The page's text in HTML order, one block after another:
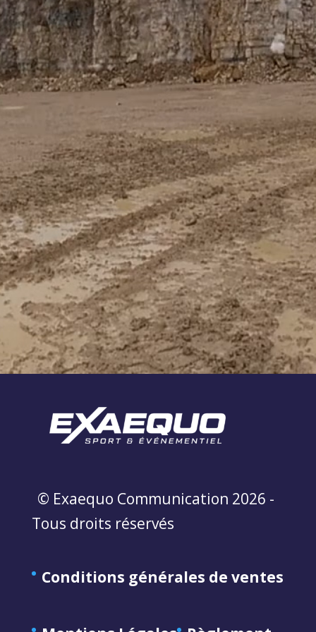
© Exaequo Communication 2026 -
Tous droits réservés
Conditions générales de ventes